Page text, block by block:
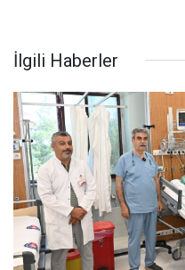
İlgili Haberler